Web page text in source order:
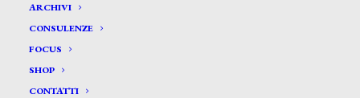
ARCHIVI
CONSULENZE
FOCUS
SHOP
CONTATTI
Corucci Umberto